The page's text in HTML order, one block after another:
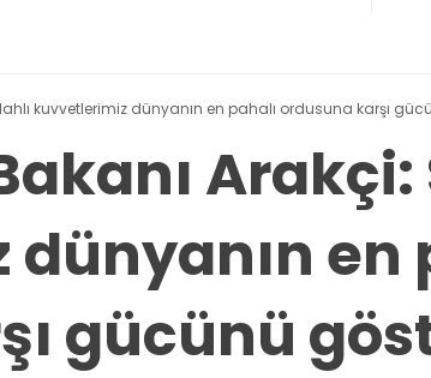
kuvvetlerimiz dünyanın en pahalı ordusuna karşı
Arakçi:
en
gücünü